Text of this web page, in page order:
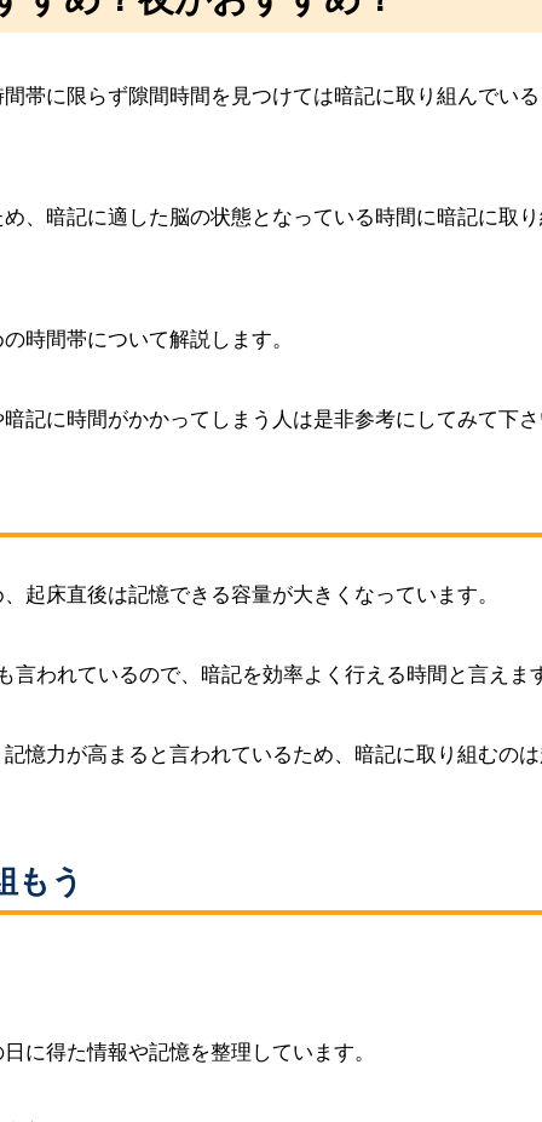
帯に限らず隙間時間を見つけては暗記に取り組んでい
、暗記に適した脳の状態となっている時間に暗記に取
時間帯について解説します。
記に時間がかかってしまう人は是非参考にしてみて下
起床直後は記憶できる容量が大きくなっています。
言われているので、暗記を効率よく行える時間と言えま
憶力が高まると言われているため、暗記に取り組むの
もう
に得た情報や記憶を整理しています。